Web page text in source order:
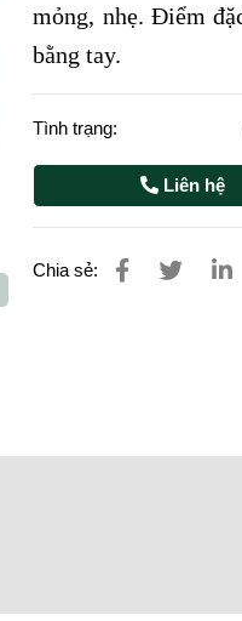
mỏng, nhẹ. Điểm
bằng tay.
Tình trạng:
Liên hệ
Chia sẻ: